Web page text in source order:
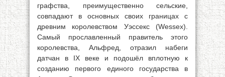
графства, преимущественно сельские,
совпадают в основных своих границах с
древним королевством Уэссекс (Wessex).
Самый прославленный правитель этого
королевства, Альфред, отразил набеги
датчан в IX веке и подошёл вплотную к
созданию первого единого государства в